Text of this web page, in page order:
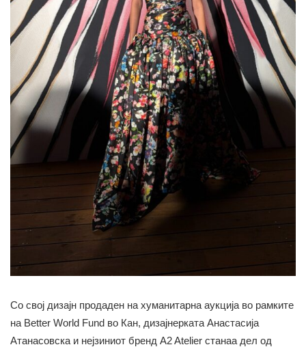
Со свој дизајн продаден на хуманитарна аукција во рамките
на Better World Fund во Кан, дизајнерката Анастасија
Атанасовска и нејзиниот бренд A2 Atelier станаа дел од